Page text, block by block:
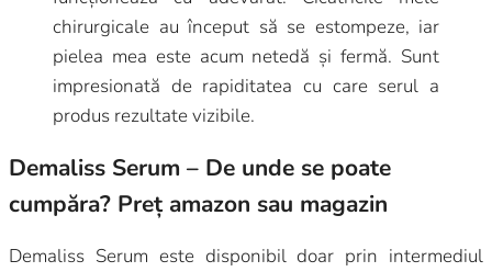
chirurgicale au început să se estompeze, iar
pielea mea este acum netedă și fermă. Sunt
impresionată de rapiditatea cu care serul a
produs rezultate vizibile.
Demaliss Serum – De unde se poate
cumpăra? Preț amazon sau magazin
Demaliss Serum este disponibil doar prin intermediul